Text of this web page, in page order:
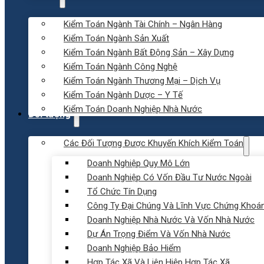
Kiểm Toán Ngành Tài Chính – Ngân Hàng
Kiểm Toán Ngành Sản Xuất
Kiểm Toán Ngành Bất Động Sản – Xây Dựng
Kiểm Toán Ngành Công Nghệ
Kiểm Toán Ngành Thương Mại – Dịch Vụ
Kiểm Toán Ngành Dược – Y Tế
Kiểm Toán Doanh Nghiệp Nhà Nước
Đối tượng
Các Đối Tượng Được Khuyến Khích Kiểm Toán
Doanh Nghiệp Quy Mô Lớn
Doanh Nghiệp Có Vốn Đầu Tư Nước Ngoài
Tổ Chức Tín Dụng
Công Ty Đại Chúng Và Lĩnh Vực Chứng
Doanh Nghiệp Nhà Nước Và Vốn Nhà Nước
Dự Án Trọng Điểm Và Vốn Nhà Nước
Doanh Nghiệp Bảo Hiểm